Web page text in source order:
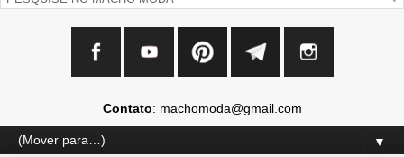
Contato: machomoda@gmail.com
▼